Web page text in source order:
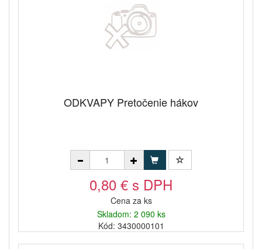
ODKVAPY Pretočenie hákov
0,80 € s DPH
Cena za ks
Skladom: 2 090 ks
Kód: 3430000101